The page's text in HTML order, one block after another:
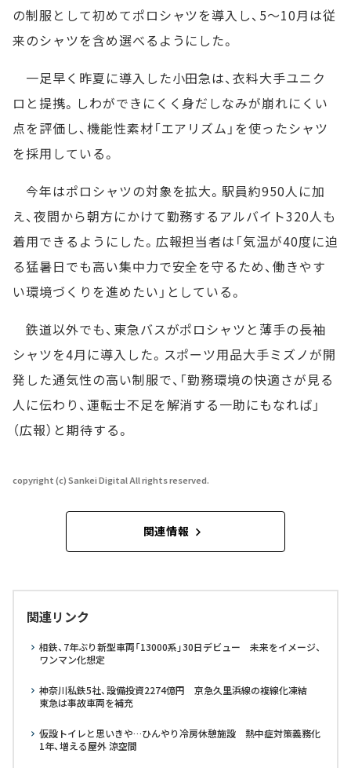
の制服として初めてポロシャツを導入し、5～10月は従
来のシャツを含め選べるようにした。
一足早く昨夏に導入した小田急は、衣料大手ユニク
ロと提携。しわができにくく身だしなみが崩れにくい
点を評価し、機能性素材「エアリズム」を使ったシャツ
を採用している。
今年はポロシャツの対象を拡大。駅員約950人に加
え、夜間から朝方にかけて勤務するアルバイト320人も
着用できるようにした。広報担当者は「気温が40度に迫
る猛暑日でも高い集中力で安全を守るため、働きやす
い環境づくりを進めたい」としている。
鉄道以外でも、東急バスがポロシャツと薄手の長袖
シャツを4月に導入した。スポーツ用品大手ミズノが開
発した通気性の高い制服で、「勤務環境の快適さが見る
人に伝わり、運転士不足を解消する一助にもなれば」
（広報）と期待する。
copyright (c) Sankei Digital All rights reserved.
関連情報
関連リンク
相鉄、7年ぶり新型車両「13000系」30日デビュー 未来をイメージ、
ワンマン化想定
神奈川私鉄5社、設備投資2274億円 京急久里浜線の複線化凍結
東急は事故車両を補充
仮設トイレと思いきや…ひんやり冷房休憩施設 熱中症対策義務化
1年、増える屋外 涼空間